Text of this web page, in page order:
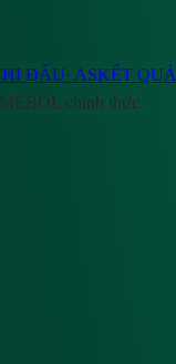
ĐẤU· ASKẾT QUẢ
chính thức.